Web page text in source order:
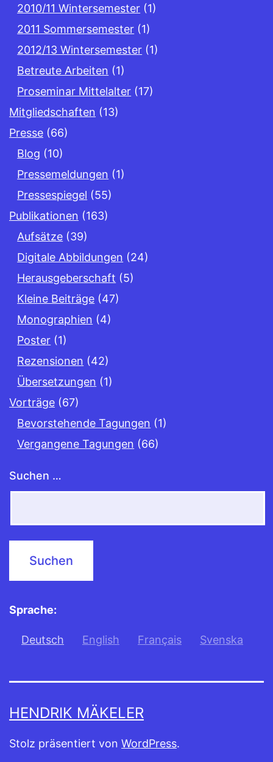
2010/11 Wintersemester (1)
2011 Sommersemester (1)
2012/13 Wintersemester (1)
Betreute Arbeiten (1)
Proseminar Mittelalter (17)
Mitgliedschaften (13)
Presse (66)
Blog (10)
Pressemeldungen (1)
Pressespiegel (55)
Publikationen (163)
Aufsätze (39)
Digitale Abbildungen (24)
Herausgeberschaft (5)
Kleine Beiträge (47)
Monographien (4)
Poster (1)
Rezensionen (42)
Übersetzungen (1)
Vorträge (67)
Bevorstehende Tagungen (1)
Vergangene Tagungen (66)
Suchen …
Sprache:
Deutsch English Français Svenska
HENDRIK MÄKELER
Stolz präsentiert von WordPress.